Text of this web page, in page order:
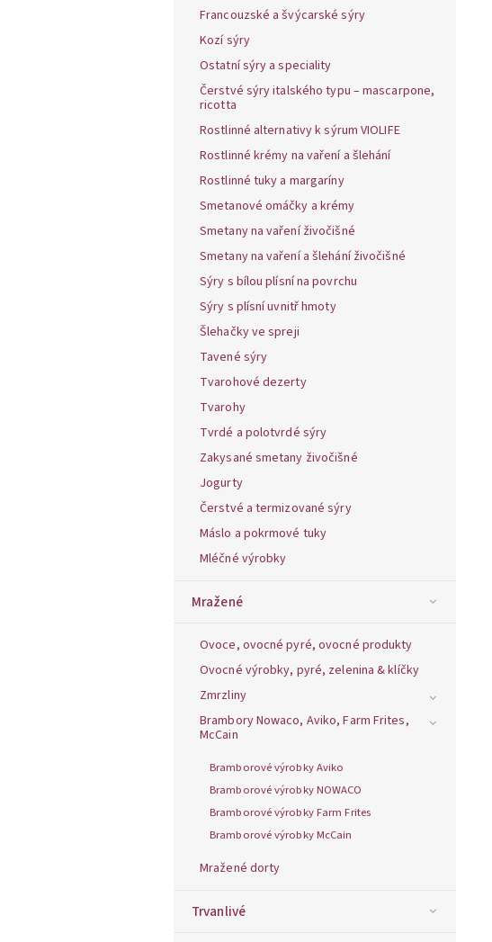
Francouzské a švýcarské sýry
Kozí sýry
Ostatní sýry a speciality
Čerstvé sýry italského typu – mascarpone,
ricotta
Rostlinné alternativy k sýrum VIOLIFE
Rostlinné krémy na vaření a šlehání
Rostlinné tuky a margaríny
Smetanové omáčky a krémy
Smetany na vaření živočišné
Smetany na vaření a šlehání živočišné
Sýry s bílou plísní na povrchu
Sýry s plísní uvnitř hmoty
Šlehačky ve spreji
Tavené sýry
Tvarohové dezerty
Tvarohy
Tvrdé a polotvrdé sýry
Zakysané smetany živočišné
Jogurty
Čerstvé a termizované sýry
Máslo a pokrmové tuky
Mléčné výrobky
Mražené
Ovoce, ovocné pyré, ovocné produkty
Ovocné výrobky, pyré, zelenina & klíčky
Zmrzliny
Brambory Nowaco, Aviko, Farm Frites,
McCain
Bramborové výrobky Aviko
Bramborové výrobky NOWACO
Bramborové výrobky Farm Frites
Bramborové výrobky McCain
Mražené dorty
Trvanlivé